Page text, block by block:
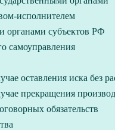
исполнителем
органами субъектов РФ
самоуправления
оставления иска без
прекращения
обязательств